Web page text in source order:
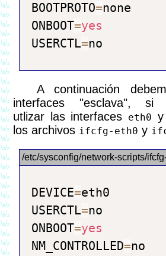
BOOTPROTO=none
ONBOOT=yes
USERCTL=
A continuación debemos asignar las
interfaces "esclava", si
utlizar las interfaces eth0 y
los archivos ifcfg-eth0 y
DEVICE=eth0
USERCTL=no
ONBOOT=yes
NM_CONTROLLED=no